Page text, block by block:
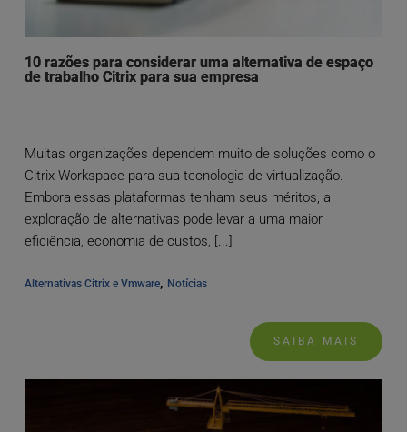
10 razões para considerar uma alternativa de espaço
de trabalho Citrix para sua empresa
Muitas organizações dependem muito de soluções como o
Citrix Workspace para sua tecnologia de virtualização.
Embora essas plataformas tenham seus méritos, a
exploração de alternativas pode levar a uma maior
eficiência, economia de custos, [...]
Alternativas Citrix e Vmware, Notícias
SAIBA MAIS